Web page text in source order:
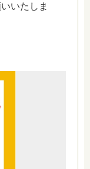
いたしま